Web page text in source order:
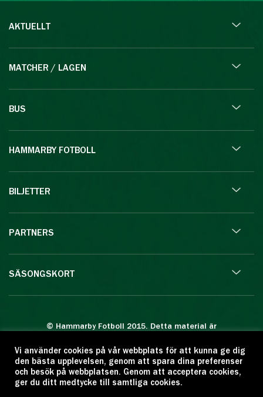
AKTUELLT
MATCHER / LAGEN
BUS
HAMMARBY FOTBOLL
BILJETTER
PARTNERS
SÄSONGSKORT
© Hammarby Fotboll 2015. Detta material är
Eftertryck eller annan kopiering är förbjuden.
Citera oss gärna men ange källan:
www.hammarbyfotboll.se. Ansvarig utgivare:
Vi använder cookies på vår webbplats för att kunna ge dig
den bästa upplevelsen, genom att spara dina preferenser
och besök på webbplatsen. Genom att acceptera cookies,
ger du ditt medtycke till samtliga cookies.